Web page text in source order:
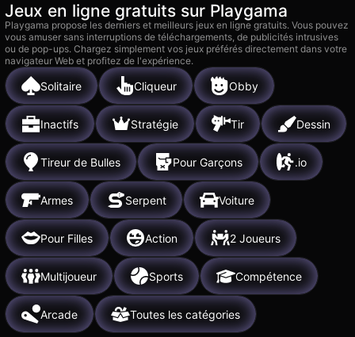
Jeux en ligne gratuits sur Playgama
Playgama propose les derniers et meilleurs jeux en ligne gratuits. Vous pouvez
vous amuser sans interruptions de téléchargements, de publicités intrusives
ou de pop-ups. Chargez simplement vos jeux préférés directement dans votre
navigateur Web et profitez de l'expérience.
Solitaire Cliqueur Obby
Inactifs Stratégie Tir Dessin
Tireur de Bulles Pour Garçons .io
Armes Serpent Voiture
Pour Filles Action 2 Joueurs
Multijoueur Sports Compétence
Arcade Toutes les catégories